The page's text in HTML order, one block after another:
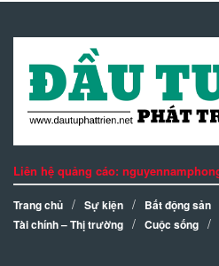
Liên hệ quảng cáo:
Trang chủ Sự kiện Bất động sản
Tài chính – Thị trường
Cuộc sống